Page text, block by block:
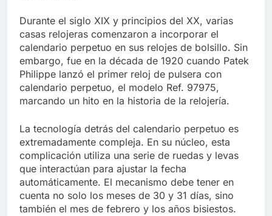
Durante el siglo XIX y principios del XX, varias
casas relojeras comenzaron a incorporar el
calendario perpetuo en sus relojes de bolsillo. Sin
embargo, fue en la década de 1920 cuando Patek
Philippe lanzó el primer reloj de pulsera con
calendario perpetuo, el modelo Ref. 97975,
marcando un hito en la historia de la relojería.
La tecnología detrás del calendario perpetuo es
extremadamente compleja. En su núcleo, esta
complicación utiliza una serie de ruedas y levas
que interactúan para ajustar la fecha
automáticamente. El mecanismo debe tener en
cuenta no solo los meses de 30 y 31 días, sino
también el mes de febrero y los años bisiestos.